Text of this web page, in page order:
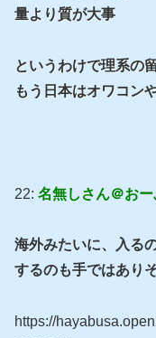
量より質が大事
というわけで理系の
もう日本はオワコン
22: 名無しさん＠お
海外みたいに、入る
するのも手ではあり
https://